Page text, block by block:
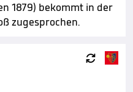
1879) bekommt in der
zugesprochen.
